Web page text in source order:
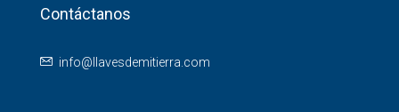
Contáctanos
info@llavesdemitierra.com